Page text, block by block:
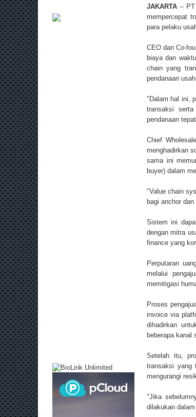
JAKARTA --
mempercepat
para pelaku
CEO dan Co-
biaya dan
chain yang
pendanaan
"Dalam hal ini,
transaksi
pendanaan
Chief
menghadirkan
sama ini
buyer) dalam
"Value chain
bagi anchor
Sistem ini
dengan mitra
finance yang
Perputaran
melalui
memitigasi
Proses
invoice via
dihadirkan
beberapa kanal
Setelah itu,
transaksi yang
mengurangi
"Jika
dilakukan